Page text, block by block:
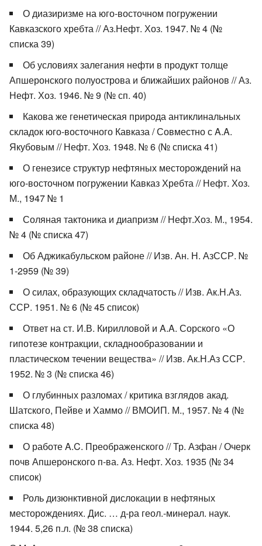
О диазиризме на юго-восточном погружении
Кавказского хребта // Аз.Нефт. Хоз. 1947. № 4 (№
списка 39)
Об условиях залегания нефти в продукт толще
Апшеронского полуострова и ближайших районов // Аз.
Нефт. Хоз. 1946. № 9 (№ сп. 40)
Какова же генетическая природа антиклинальных
складок юго-восточного Кавказа / Совместно с A.A.
Якубовым // Нефт. Хоз. 1948. № 6 (№ списка 41)
О генезисе структур нефтяных месторождений на
юго-восточном погружении Кавказ Хребта // Нефт. Хоз.
М., 1947 № 1
Соляная тактоника и диапризм // Нефт.Хоз. М., 1954.
№ 4 (№ списка 47)
Об Аджикабульском районе // Изв. Ан. Н. АзССР. №
1-2959 (№ 39)
О силах, образующих складчатость // Изв. Ак.Н.Аз.
ССР. 1951. № 6 (№ 45 список)
Ответ на ст. И.В. Кирилловой и A.A. Сорского «О
гипотезе контракции, складнообразовании и
пластическом течении вещества» // Изв. Ак.Н.Аз ССР.
1952. № 3 (№ списка 46)
О глубинных разломах / критика взглядов акад.
Шатского, Пейве и Хаммо // ВМОИП. М., 1957. № 4 (№
списка 48)
О работе A.C. Преображенского // Тр. Азфан / Очерк
почв Апшеронского п-ва. Аз. Нефт. Хоз. 1935 (№ 34
список)
Роль дизюнктивной дислокации в нефтяных
месторождениях. Дис. … д-ра геол.-минерал. наук.
1944. 5,26 п.л. (№ 38 списка)